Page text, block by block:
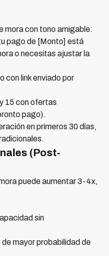
mora con tono amigable:
pago de [Monto] está
o necesitas ajustar la
con link enviado por
15 con ofertas
pago).
en primeros 30 días,
(Post-
puede aumentar 3-4x,
sin
mayor probabilidad de